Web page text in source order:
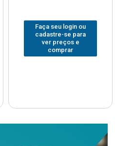
Faça seu login ou
cadastre-se para
ver preços e
comprar